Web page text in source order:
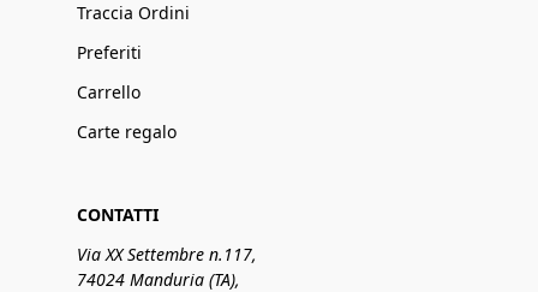
Traccia Ordini
Preferiti
Carrello
Carte regalo
CONTATTI
Via XX Settembre n.117,
74024 Manduria (TA),